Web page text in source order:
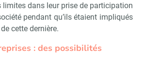
limites dans leur prise de participation
pendant qu’ils étaient impliqués
cette dernière.
: des possibilités